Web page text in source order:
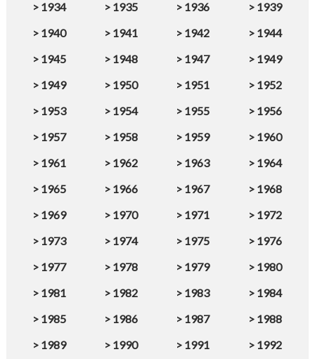
> 1934 > 1935 > 1936 > 1939
> 1940 > 1941 > 1942 > 1944
> 1945 > 1948 > 1947 > 1949
> 1949 > 1950 > 1951 > 1952
> 1953 > 1954 > 1955 > 1956
> 1957 > 1958 > 1959 > 1960
> 1961 > 1962 > 1963 > 1964
> 1965 > 1966 > 1967 > 1968
> 1969 > 1970 > 1971 > 1972
> 1973 > 1974 > 1975 > 1976
> 1977 > 1978 > 1979 > 1980
> 1981 > 1982 > 1983 > 1984
> 1985 > 1986 > 1987 > 1988
> 1989 > 1990 > 1991 > 1992